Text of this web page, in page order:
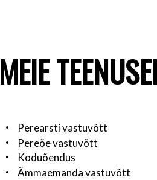
MEIE
Perearsti vastuvõtt
Pereõe vastuvõtt
Koduõendus
Ämmaemanda vastuvõtt